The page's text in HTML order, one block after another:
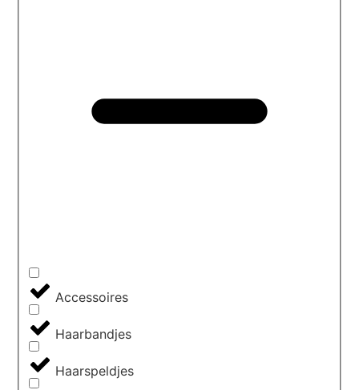
Accessoires
Haarbandjes
Haarspeldjes